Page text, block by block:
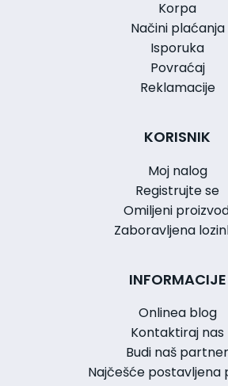
Korpa
Načini plaćanja
Isporuka
Povraćaj
Reklamacije
KORISNIK
Moj nalog
Registrujte se
Omiljeni
Zaboravljena
INFORMACIJE
Onlinea blog
Kontaktiraj nas
Budi naš partner
Najčešće postavljena